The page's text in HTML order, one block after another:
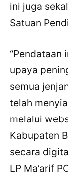
ini juga
Satuan
“Pendataan
upaya
semua
telah
melalui
Kabupaten
secara
LP Ma’arif